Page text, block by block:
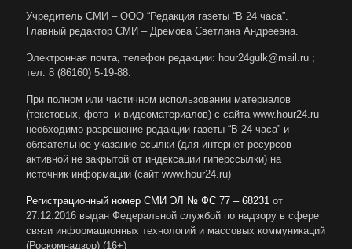
Учредитель СМИ – ООО “Редакция газеты “В 24 часа”.
Главный редактор СМИ – Дремова Светлана Андреевна.
Электронная почта, телефон редакции: hour24gulk@mail.ru ;
тел. 8 (86160) 5-19-88.
При полном или частичном использовании материалов
(текстовых, фото- и видеоматериалов) с сайта www.hour24.ru
необходимо разрешение редакции газеты “В 24 часа” и
обязательное указание ссылки (для интернет-ресурсов –
активной не закрытой от индексации гиперссылки) на
источник информации (сайт www.hour24.ru)
Регистрационный номер СМИ ЭЛ № ФС 77 – 68231 от
27.12.2016 выдан Федеральной службой по надзору в сфере
связи информационных технологий и массовых коммуникаций
(Роскомнадзор) (16+)